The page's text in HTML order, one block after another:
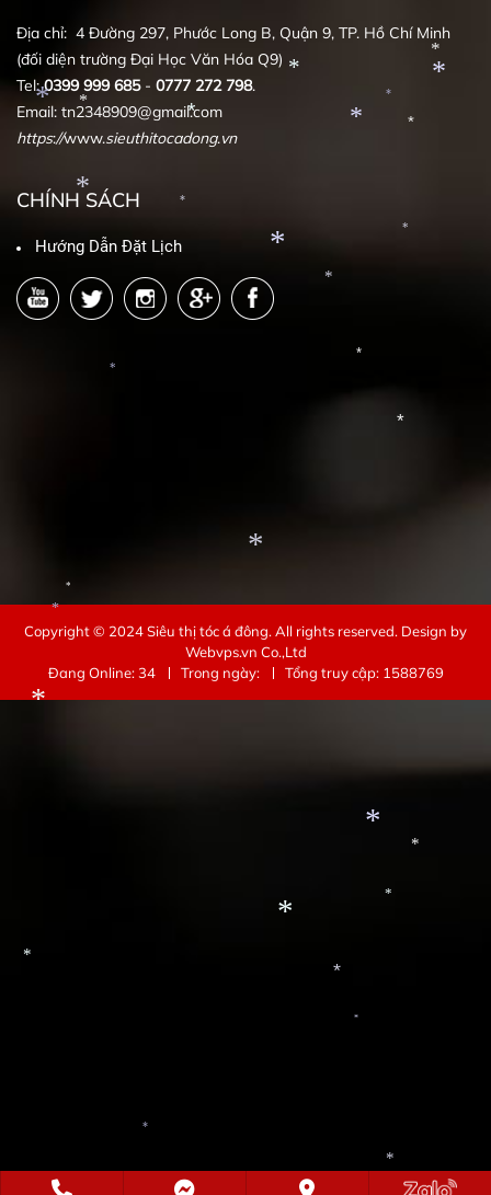
*
*
*
Địa chỉ: 4 Đường 297, Phước Long B, Quận 9, TP. Hồ Chí Minh
(đối diện trường Đại Học Văn Hóa Q9)
Tel:0399 999 685- 0777 272 798.
Email: tn2348909@gmail.com
https://www.sieuthitocadong.vn
CHÍNH SÁCH
Hướng Dẫn Đặt Lịch
Copyright © 2024Siêu thị tóc á đông. All rights reserved. Design by
Webvps.vn Co.,Ltd
Đang Online: 34
Trong ngày: Tổng truy cập: 1588769